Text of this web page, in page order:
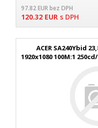
97.82EURbez DPH
120.32 EUR s DPH
ACER SA240Ybid
1920x1080 100M:1